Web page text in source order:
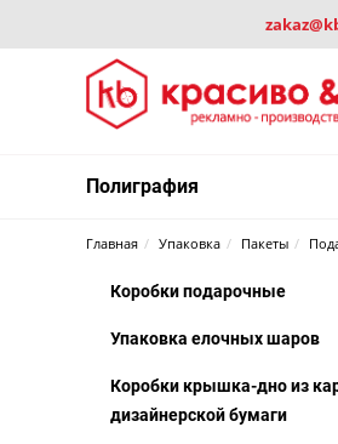
Полиграфия
Главная Упаковка Пакеты
Коробки подарочные
Упаковка елочных шаров
Коробки крышка-дно из
дизайнерской бумаги